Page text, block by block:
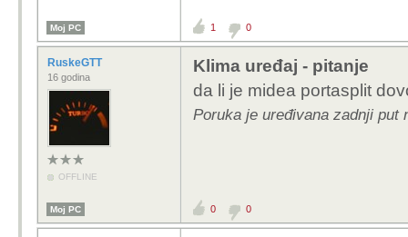
Moj PC 1 0
RuskeGTT
16 godina
OFFLINE
Klima uređaj - pitanje
da li je midea portasplit
Poruka je uređivana zadnji put
Moj PC 0 0